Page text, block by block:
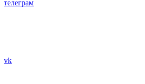
телеграм
vk